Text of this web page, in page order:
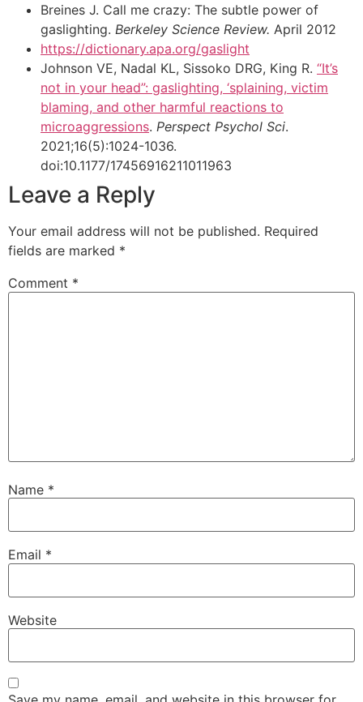
Breines J. Call me crazy: The subtle power of
gaslighting. Berkeley Science Review. April 2012
https://dictionary.apa.org/gaslight
Johnson VE, Nadal KL, Sissoko DRG, King R. “It’s
not in your head”: gaslighting, ‘splaining, victim
blaming, and other harmful reactions to
microaggressions. Perspect Psychol Sci.
2021;16(5):1024-1036.
doi:10.1177/17456916211011963
Leave a Reply
Your email address will not be published. Required
fields are marked *
Comment *
Name *
Email *
Website